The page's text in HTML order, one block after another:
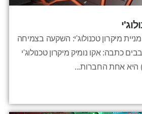
מניית מיקרון טכנולוג'י: השקעה בצמיחה
כתבה: אקו נומיק מיקרון טכנולוג'י